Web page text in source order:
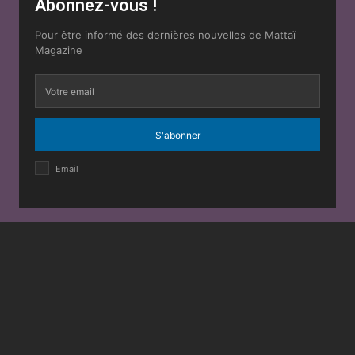
Abonnez-vous !
Pour être informé des dernières nouvelles de Mattaï
Magazine
S'abonner
Email